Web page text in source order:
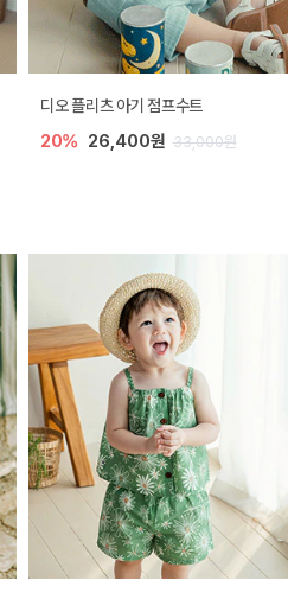
디오 플리츠 아기 점프수트
20% 26,400원 33,000원